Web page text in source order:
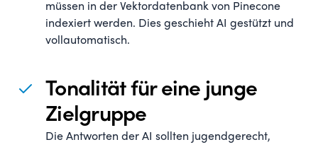
müssen in der Vektordatenbank von Pinecone
indexiert werden. Dies geschieht AI gestützt und
vollautomatisch.
Tonalität für eine junge
Zielgruppe
Die Antworten der AI sollten jugendgerecht,